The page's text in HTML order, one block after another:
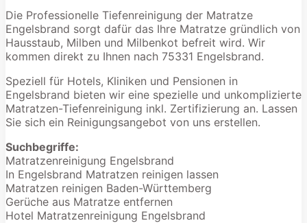
Die Professionelle Tiefenreinigung der Matratze
Engelsbrand sorgt dafür das Ihre Matratze gründlich von
Hausstaub, Milben und Milbenkot befreit wird. Wir
kommen direkt zu Ihnen nach 75331 Engelsbrand.
Speziell für Hotels, Kliniken und Pensionen in
Engelsbrand bieten wir eine spezielle und unkomplizierte
Matratzen-Tiefenreinigung inkl. Zertifizierung an. Lassen
Sie sich ein Reinigungsangebot von uns erstellen.
Suchbegriffe:
Matratzenreinigung Engelsbrand
In Engelsbrand Matratzen reinigen lassen
Matratzen reinigen Baden-Württemberg
Gerüche aus Matratze entfernen
Hotel Matratzenreinigung Engelsbrand